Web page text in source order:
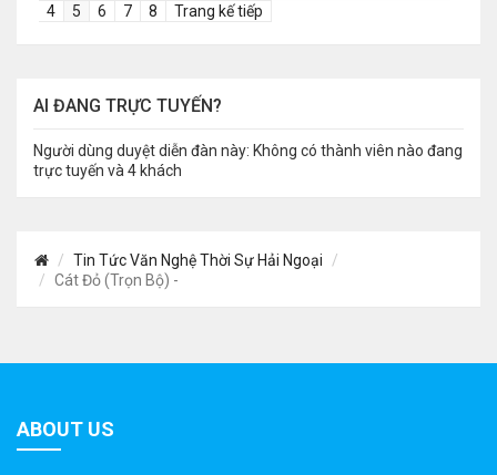
4
5 6 7 8 Trang kế tiếp
AI ĐANG TRỰC TUYẾN?
Người dùng duyệt diễn đàn này: Không có thành viên nào đang
trực tuyến và 4 khách
Tin Tức Văn Nghệ Thời Sự Hải Ngoại
Cát Đỏ (Trọn Bộ) -
ABOUT US